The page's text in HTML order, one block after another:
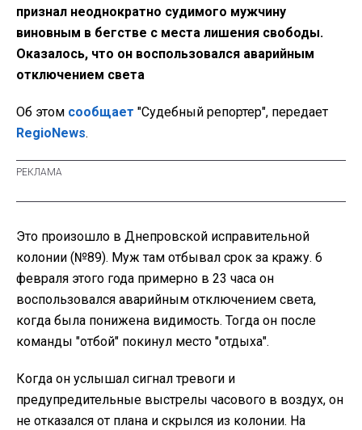
признал неоднократно судимого мужчину
виновным в бегстве с места лишения свободы.
Оказалось, что он воспользовался аварийным
отключением света
Об этом сообщает "Судебный репортер", передает
RegioNews.
Это произошло в Днепровской исправительной
колонии (№89). Муж там отбывал срок за кражу. 6
февраля этого года примерно в 23 часа он
воспользовался аварийным отключением света,
когда была понижена видимость. Тогда он после
команды "отбой" покинул место "отдыха".
Когда он услышал сигнал тревоги и
предупредительные выстрелы часового в воздух, он
не отказался от плана и скрылся из колонии. На